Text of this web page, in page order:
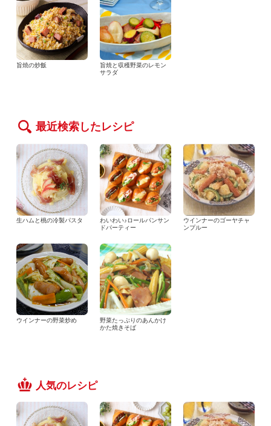
旨焼の炒飯
旨焼と収穫野菜のレモン
サラダ
最近検索したレシピ
生ハムと桃の冷製パスタ
わいわい♪ロールパンサン
ドパーティー
ウインナーのゴーヤチャ
ンプルー
ウインナーの野菜炒め
野菜たっぷりのあんかけ
かた焼きそば
人気のレシピ